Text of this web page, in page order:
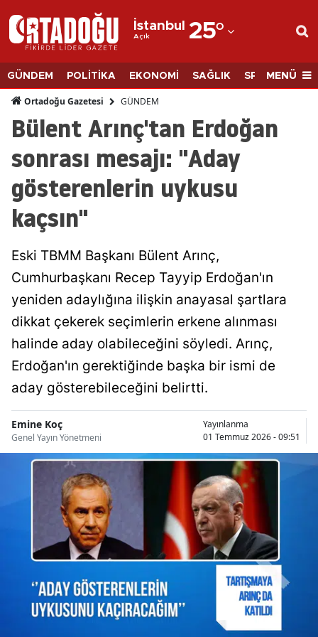
İstanbul
Açık 25°
Adana
Adıyaman
Afyonkarahisar
Ağrı
Amasya
Ankara
Artvin
Aydın
Balıkesir
Bingöl
Bitlis
Burdur
Bursa
Çanakkale
Çankırı
Çorum
Denizli
GÜNDEM POLİTİKA EKONOMİ SAĞLIK SPORMENÜ
Ortadoğu Gazetesi GÜNDEM
Bülent Arınç'tan Erdoğan
sonrası mesajı: "Aday
gösterenlerin uykusu
kaçsın"
Eski TBMM Başkanı Bülent Arınç,
Cumhurbaşkanı Recep Tayyip Erdoğan'ın
yeniden adaylığına ilişkin anayasal şartlara
dikkat çekerek seçimlerin erkene alınması
halinde aday olabileceğini söyledi. Arınç,
Erdoğan'ın gerektiğinde başka bir ismi de
aday gösterebileceğini belirtti.
Emine Koç
Genel Yayın Yönetmeni
Yayınlanma
01 Temmuz 2026 - 09:51